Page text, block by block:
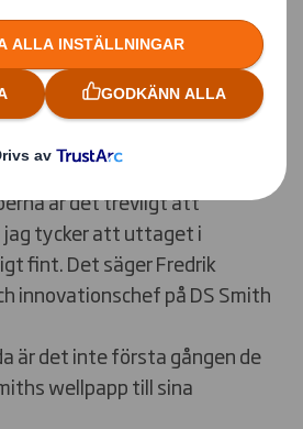
bygga i
DS Smith och från vår sida,
med på konstnärsprojekt som
över att se hur kreativt det går
Wellpapp är fantastiskt att
och är mycket flexibelt.
är det trevligt att
tycker att uttaget i
fint. Det säger Fredrik
innovationschef på DS Smith
är det inte första gången de
wellpapp till sina